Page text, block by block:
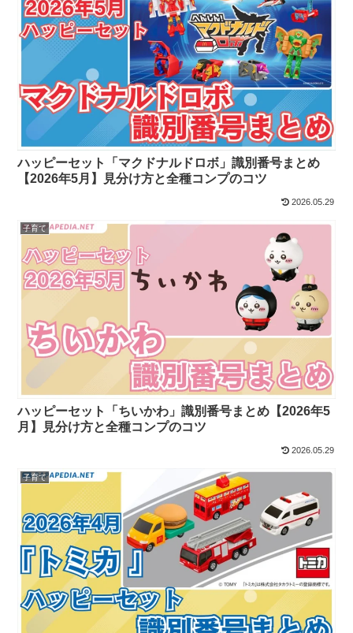
ハッピーセット「マクドナルドロボ」識別番号まとめ
【2026年5月】見分け方と全種コンプのコツ
2026.05.29
子育て
ハッピーセット「ちいかわ」識別番号まとめ【2026年5
月】見分け方と全種コンプのコツ
2026.05.29
子育て